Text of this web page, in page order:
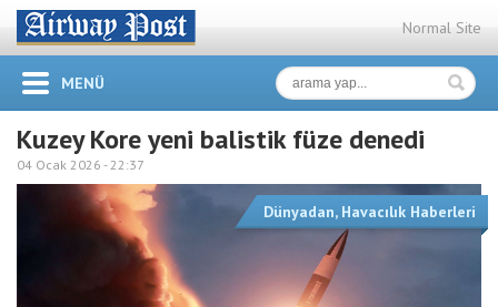
Normal Site
MENÜ
Kuzey Kore yeni balistik füze denedi
04 Ocak 2026 -22:37
Dünyadan, Havacılık Haberleri